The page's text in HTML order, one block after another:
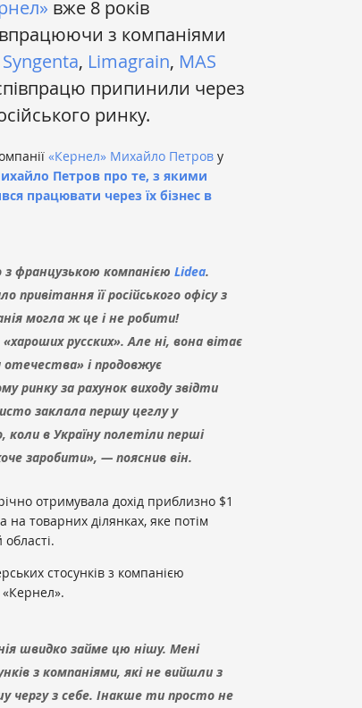
вже 8 років
з компаніями
Syngenta, Limagrain, MAS
припинили через
ринку.
«Кернел» Михайло Петров у
Петров про те, з якими
працювати через їх бізнес в
французькою компанією Lidea.
її російського офісу з
могла ж це і не робити!
русских». Але ні, вона вітає
отечества» і продовжує
ринку за рахунок виходу звідти
заклала першу цеглу у
в Україну полетіли перші
заробити», — пояснив він.
отримувала дохід приблизно $1
товарних ділянках, яке потім
стосунків з компанією
швидко займе цю нішу. Мені
з компаніями, які не вийшли з
чергу з себе. Інакше ти просто не